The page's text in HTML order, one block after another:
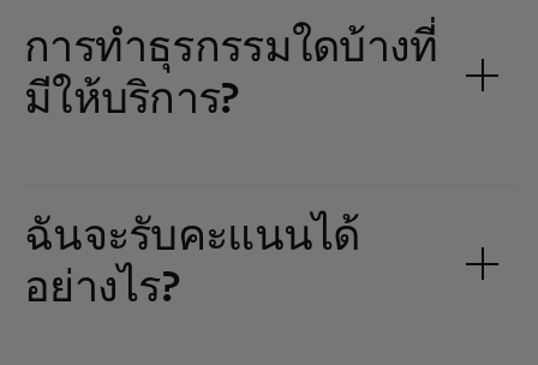
การทำธุรกรรมใดบ้างที่
มีให้บริการ?
ฉันจะรับคะแนนได้
อย่างไร?